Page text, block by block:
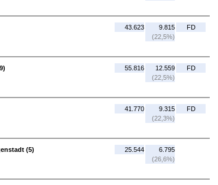
43.623
9.815
(22,5%)
FD
55.816
12.559
(22,5%)
FD
41.770
9.315
(22,3%)
FD
(5)
25.544
6.795
(26,6%)